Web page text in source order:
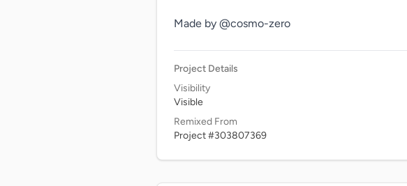
Made by @cosmo-zero
Project Details
Visibility
Visible
Remixed From
Project #303807369